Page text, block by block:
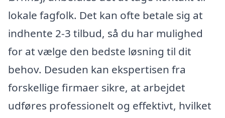
lokale fagfolk. Det kan ofte betale sig at
indhente 2-3 tilbud, så du har mulighed
for at vælge den bedste løsning til dit
behov. Desuden kan ekspertisen fra
forskellige firmaer sikre, at arbejdet
udføres professionelt og effektivt, hvilket